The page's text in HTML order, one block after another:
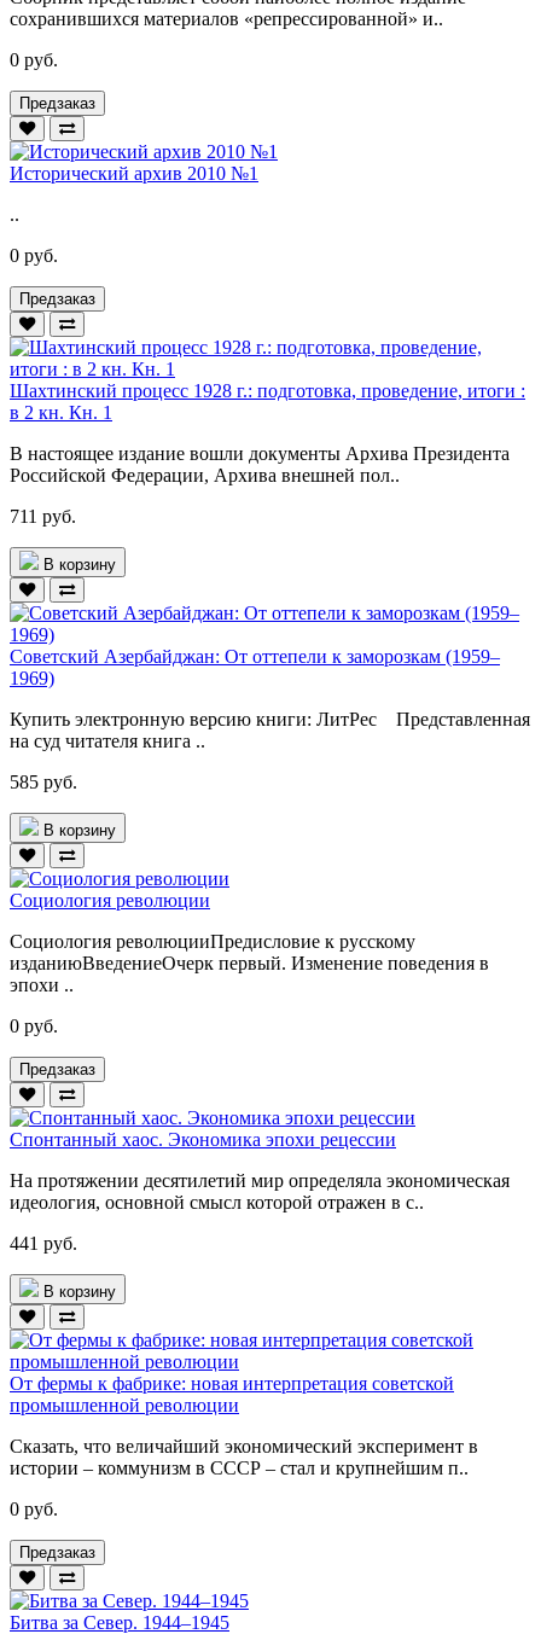
сохранившихся материалов «репрессированной» и..
0 руб.
Предзаказ
Исторический архив 2010 №1
..
0 руб.
Предзаказ
Шахтинский процесс 1928 г.: подготовка, проведение, итоги :
в 2 кн. Кн. 1
В настоящее издание вошли документы Архива Президента
Российской Федерации, Архива внешней пол..
711 руб.
В корзину
Советский Азербайджан: От оттепели к заморозкам (1959–
1969)
Купить электронную версию книги: ЛитРес Представленная
на суд читателя книга ..
585 руб.
В корзину
Социология революции
Социология революцииПредисловие к русскому
изданиюВведениеОчерк первый. Изменение поведения в
эпохи ..
0 руб.
Предзаказ
Спонтанный хаос. Экономика эпохи рецессии
На протяжении десятилетий мир определяла экономическая
идеология, основной смысл которой отражен в с..
441 руб.
В корзину
От фермы к фабрике: новая интерпретация советской
промышленной революции
Сказать, что величайший экономический эксперимент в
истории – коммунизм в СССР – стал и крупнейшим п..
0 руб.
Предзаказ
Битва за Север. 1944–1945